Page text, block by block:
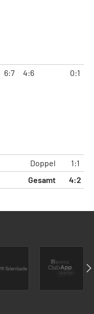
6:7 4:6 0:1
Doppel
1:1
Gesamt
4:2